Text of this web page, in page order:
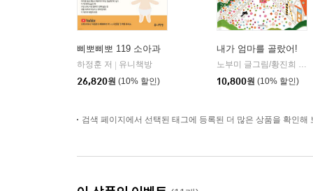
삐뽀삐뽀 119 소아과
하정훈 저
유니책방
26,820원 (10% 할인)
내가 엄마를 골랐어!
노부미 글그림/황진희 역
10,800원 (10% 할인)
검색 페이지에서 선택된 태그에 등록된 더 많은 상품을 확인해